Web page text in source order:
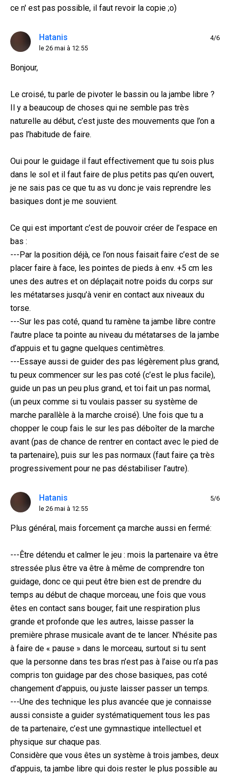
ce n' est pas possible, il faut revoir la copie ;o)
Hatanis
le 26 mai à 12:55
4/6
Bonjour,
Le croisé, tu parle de pivoter le bassin ou la jambe libre ?
Il y a beaucoup de choses qui ne semble pas très
naturelle au début, c’est juste des mouvements que l’on a
pas l’habitude de faire.
Oui pour le guidage il faut effectivement que tu sois plus
dans le sol et il faut faire de plus petits pas qu’en ouvert,
je ne sais pas ce que tu as vu donc je vais reprendre les
basiques dont je me souvient.
Ce qui est important c’est de pouvoir créer de l’espace en
bas :
---Par la position déjà, ce l’on nous faisait faire c’est de se
placer faire à face, les pointes de pieds à env. +5 cm les
unes des autres et on déplaçait notre poids du corps sur
les métatarses jusqu’à venir en contact aux niveaux du
torse.
---Sur les pas coté, quand tu ramène ta jambe libre contre
l’autre place ta pointe au niveau du métatarses de la jambe
d’appuis et tu gagne quelques centimètres.
---Essaye aussi de guider des pas légèrement plus grand,
tu peux commencer sur les pas coté (c’est le plus facile),
guide un pas un peu plus grand, et toi fait un pas normal,
(un peux comme si tu voulais passer su système de
marche parallèle à la marche croisé). Une fois que tu a
chopper le coup fais le sur les pas déboîter de la marche
avant (pas de chance de rentrer en contact avec le pied de
ta partenaire), puis sur les pas normaux (faut faire ça très
progressivement pour ne pas déstabiliser l’autre).
Hatanis
le 26 mai à 12:55
5/6
Plus général, mais forcement ça marche aussi en fermé:
---Être détendu et calmer le jeu : mois la partenaire va être
stressée plus être va être à même de comprendre ton
guidage, donc ce qui peut être bien est de prendre du
temps au début de chaque morceau, une fois que vous
êtes en contact sans bouger, fait une respiration plus
grande et profonde que les autres, laisse passer la
première phrase musicale avant de te lancer. N’hésite pas
à faire de « pause » dans le morceau, surtout si tu sent
que la personne dans tes bras n’est pas à l’aise ou n’a pas
compris ton guidage par des chose basiques, pas coté
changement d’appuis, ou juste laisser passer un temps.
---Une des technique les plus avancée que je connaisse
aussi consiste a guider systématiquement tous les pas
de ta partenaire, c’est une gymnastique intellectuel et
physique sur chaque pas.
Considère que vous êtes un système à trois jambes, deux
d’appuis, ta jambe libre qui dois rester le plus possible au